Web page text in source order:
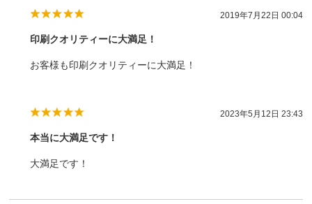
2019年7月22日 00:04
印刷クオリティーに大満足！
お客様も印刷クオリティーに大満足！
2023年5月12日 23:43
本当に大満足です！
大満足です！